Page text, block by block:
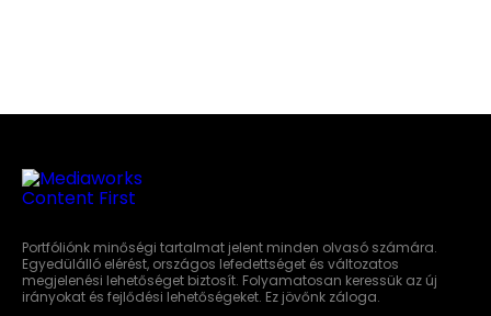
Portfóliónk minőségi tartalmat jelent minden olvasó számára.
Egyedülálló elérést, országos lefedettséget és változatos
megjelenési lehetőséget biztosít. Folyamatosan keressük az új
irányokat és fejlődési lehetőségeket. Ez jövőnk záloga.